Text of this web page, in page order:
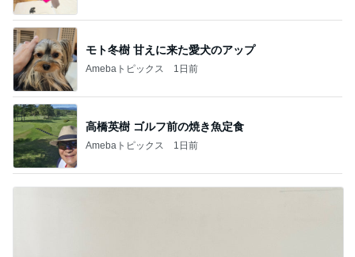
モト冬樹 甘えに来た愛犬のアップ
Amebaトピックス 1日前
高橋英樹 ゴルフ前の焼き魚定食
Amebaトピックス 1日前